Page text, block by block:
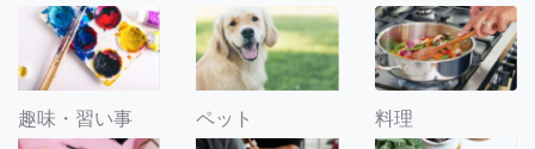
趣味・習い事 ペット 料理